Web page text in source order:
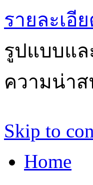
รายละเอี
รูปแบบแล
ความน่า
Skip to
Home